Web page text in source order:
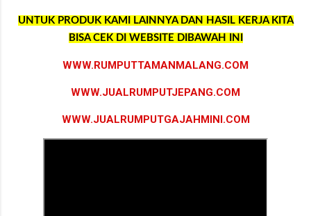
UNTUK PRODUK KAMI LAINNYA DAN HASIL KERJA KITA
BISA CEK DI WEBSITE DIBAWAH INI
WWW.RUMPUTTAMANMALANG.COM
WWW.JUALRUMPUTJEPANG.COM
WWW.JUALRUMPUTGAJAHMINI.COM